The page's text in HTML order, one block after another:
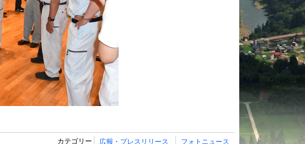
カテゴリー 広報・プレスリリース フォトニュース